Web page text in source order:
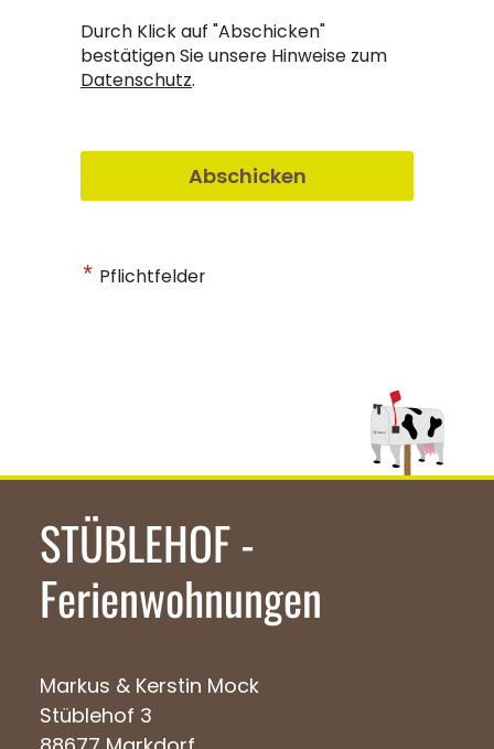
Durch Klick auf "Abschicken"
bestätigen Sie unsere Hinweise zum
Datenschutz.
* Pflichtfelder
STÜBLEHOF -
Ferienwohnungen
Markus & Kerstin Mock
Stüblehof 3